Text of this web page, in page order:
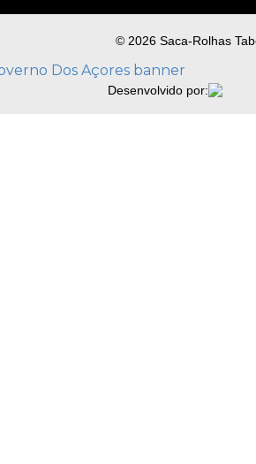
© 2026 Saca-Rolhas
Desenvolvido por: